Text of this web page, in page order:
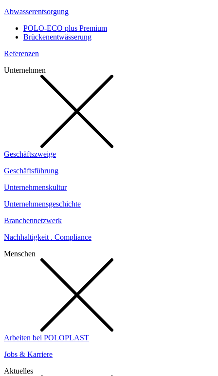
Abwasserentsorgung
POLO-ECO plus Premium
Brückenentwässerung
Referenzen
Unternehmen
Geschäftszweige
Geschäftsführung
Unternehmenskultur
Unternehmensgeschichte
Branchennetzwerk
Nachhaltigkeit . Compliance
Menschen
Arbeiten bei POLOPLAST
Jobs & Karriere
Aktuelles